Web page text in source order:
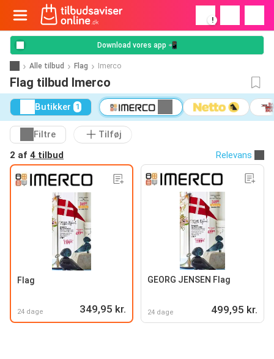
!
Download vores app 📲
Alle tilbud Flag Imerco
Flag tilbud Imerco
Butikker 1
Filtre
Tilføj
2 af 4 tilbud Relevans
Flag
24 dage 349,95 kr.
GEORG JENSEN Flag
24 dage 499,95 kr.